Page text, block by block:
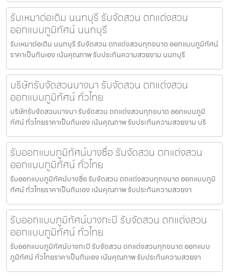
รับเหมาต่อเติม นนทบุรี รับจัดสวน ตกแต่งสวน
ออกแบบภูมิทัศน์ นนทบุรี
รับเหมาต่อเติม นนทบุรี รับจัดสวน ตกแต่งสวนทุกขนาด ออกแบบภูมิทัศน์
ราคาเป็นกันเอง เน้นคุณภาพ รับประกันความสวยงาม นนทบุรี
บริษัทรับจัดสวนบางนา รับจัดสวน ตกแต่งสวน
ออกแบบภูมิทัศน์ ทั่วไทย
บริษัทรับจัดสวนบางนา รับจัดสวน ตกแต่งสวนทุกขนาด ออกแบบภูมิ
ทัศน์ ทั่วไทยราคาเป็นกันเอง เน้นคุณภาพ รับประกันความสวยงาม บริ
รับออกแบบภูมิทัศน์บางซื่อ รับจัดสวน ตกแต่งสวน
ออกแบบภูมิทัศน์ ทั่วไทย
รับออกแบบภูมิทัศน์บางซื่อ รับจัดสวน ตกแต่งสวนทุกขนาด ออกแบบภูมิ
ทัศน์ ทั่วไทยราคาเป็นกันเอง เน้นคุณภาพ รับประกันความสวยงา
รับออกแบบภูมิทัศน์บางกะปิ รับจัดสวน ตกแต่งสวน
ออกแบบภูมิทัศน์ ทั่วไทย
รับออกแบบภูมิทัศน์บางกะปิ รับจัดสวน ตกแต่งสวนทุกขนาด ออกแบบ
ภูมิทัศน์ ทั่วไทยราคาเป็นกันเอง เน้นคุณภาพ รับประกันความสวยงา